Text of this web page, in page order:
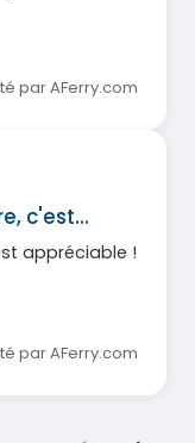
obligeant
à
de
par AFerry.com
c'est…
appréciable !
par AFerry.com